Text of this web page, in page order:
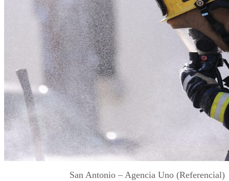
San Antonio – Agencia Uno (Referencial)